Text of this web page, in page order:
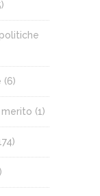
(6)
(1)